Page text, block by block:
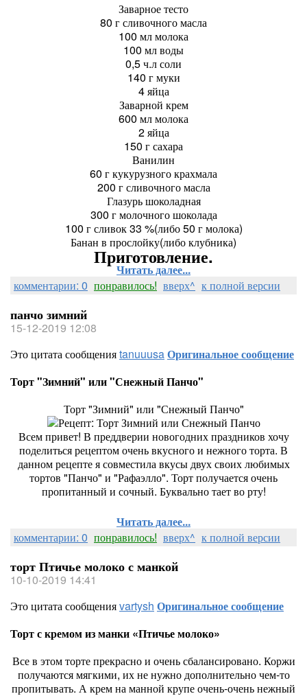
Заварное тесто
80 г сливочного масла
100 мл молока
100 мл воды
0,5 ч.л соли
140 г муки
4 яйца
Заварной крем
600 мл молока
2 яйца
150 г сахара
Ванилин
60 г кукурузного крахмала
200 г сливочного масла
Глазурь шоколадная
300 г молочного шоколада
100 г сливок 33 %(либо 50 г молока)
Банан в прослойку(либо клубника)
Приготовление.
Читать далее...
комментарии: 0 понравилось! вверх^ к полной версии
панчо зимний
15-12-2019 12:08
Это цитата сообщенияtanuuusaОригинальное сообщение
Торт "Зимний" или "Снежный Панчо"
Торт "Зимний" или "Снежный Панчо"
Всем привет! В преддверии новогодних праздников хочу
поделиться рецептом очень вкусного и нежного торта. В
данном рецепте я совместила вкусы двух своих любимых
тортов "Панчо" и "Рафаэлло". Торт получается очень
пропитанный и сочный. Буквально тает во рту!
Читать далее...
комментарии: 0 понравилось! вверх^ к полной версии
торт Птичье молоко с манкой
10-10-2019 14:41
Это цитата сообщенияvartysh Оригинальное сообщение
Торт с кремом из манки «Птичье молоко»
Все в этом торте прекрасно и очень сбалансировано. Коржи
получаются мягкими, их не нужно дополнительно чем-то
пропитывать. А крем на манной крупе очень-очень нежный